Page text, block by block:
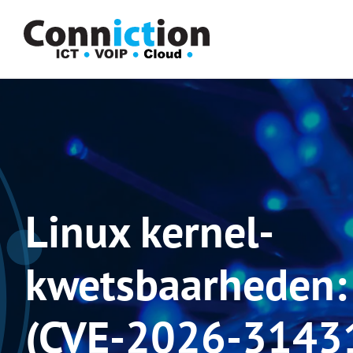
Linux kernel-
(CVE-2026-